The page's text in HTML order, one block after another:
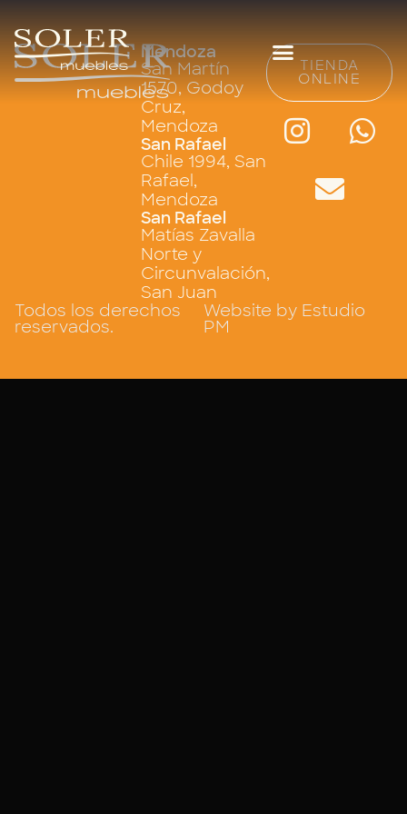
Mendoza
San Martín
1570, Godoy
Cruz,
Mendoza
San Rafael
Chile 1994, San
Rafael,
Mendoza
San Rafael
Matías Zavalla
Norte y
Circunvalación,
San Juan
TIENDA
ONLINE
Todos los derechos
reservados.
Website by Estudio
PM